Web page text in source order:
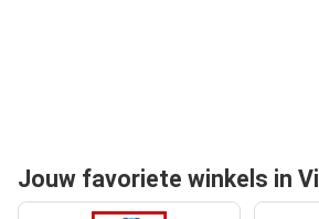
Jouw favoriete winkels in